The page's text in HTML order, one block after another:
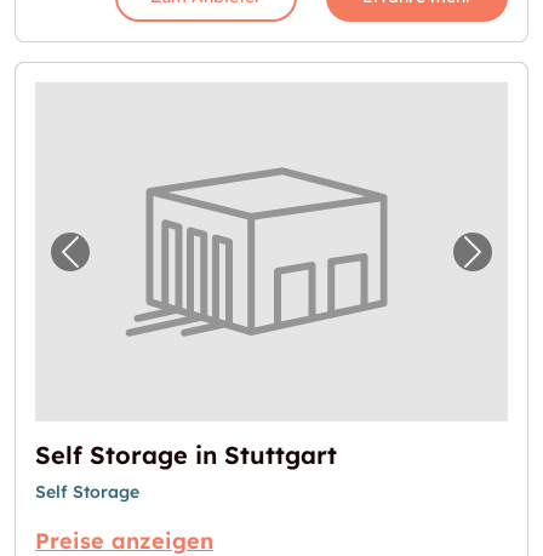
Vorheriges Bild für "Self Storage in
Self Storage in Stuttgart
Self Storage
Preise anzeigen